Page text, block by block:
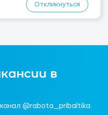
Откликнуться
в
@rabota_pribaltika